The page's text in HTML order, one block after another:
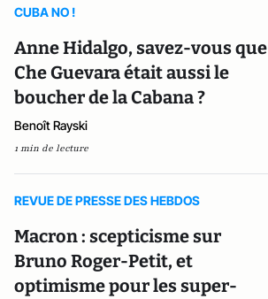
CUBA NO !
Anne Hidalgo, savez-vous que
Che Guevara était aussi le
boucher de la Cabana ?
Benoît Rayski
1 min de lecture
REVUE DE PRESSE DES HEBDOS
Macron : scepticisme sur
Bruno Roger-Petit, et
optimisme pour les super-